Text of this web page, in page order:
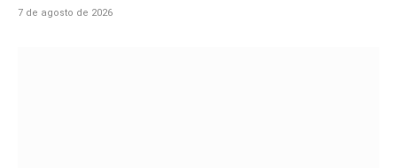
7 de agosto de 2026